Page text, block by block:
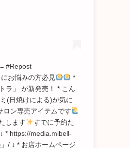
#Repost
お悩みの方必見
*
ラ」 が新発売！ * こん
(日焼けによる)が気に
ン専売アイテムです
します
すでに予約た
* https://media.mibell-
/ ↓ * お店ホームページ